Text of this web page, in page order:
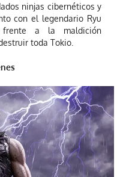
ninjas cibernéticos y
con el legendario Ryu
frente a la maldición
toda Tokio.